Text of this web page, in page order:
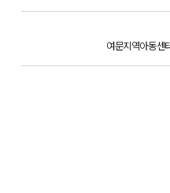
여문지역아동센